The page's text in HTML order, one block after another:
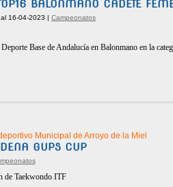
BALONMANO CADETE
16-04-2023 | Campeonatos
Base de Andalucía en Balonmano en la
Municipal de Arroyo de la Miel
GUPS CUP
de Taekwondo ITF